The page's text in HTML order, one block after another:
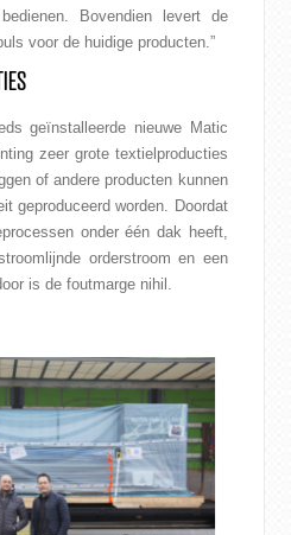
Bovendien levert de
voor de huidige producten.”
geïnstalleerde nieuwe Matic
zeer grote textielproducties
of andere producten kunnen
geproduceerd worden. Doordat
onder één dak heeft,
orderstroom en een
is de foutmarge nihil.